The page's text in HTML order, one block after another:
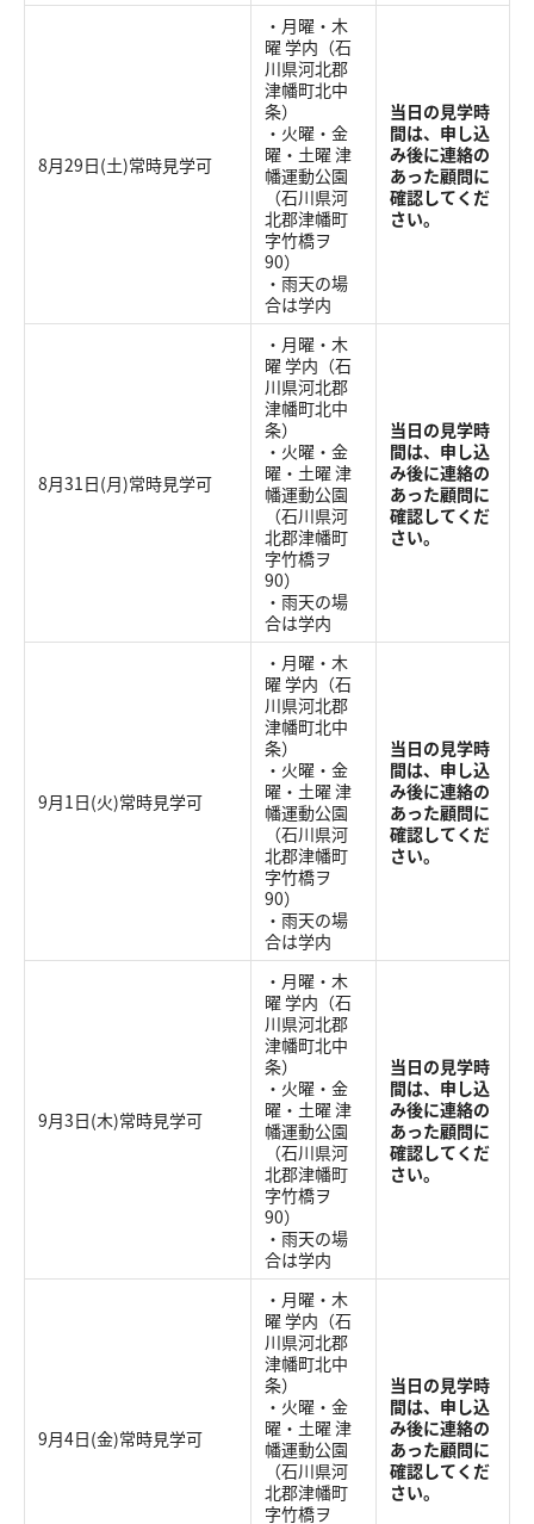
8月29日(土)常時見学可
・月曜・木
曜 学内（石
川県河北郡
津幡町北中
条）
・火曜・金
曜・土曜 津
幡運動公園
（石川県河
北郡津幡町
字竹橋ヲ
90）
・雨天の場
合は学内
当日の見学時
間は、申し込
み後に連絡の
あった顧問に
確認してくだ
さい。
8月31日(月)常時見学可
・月曜・木
曜 学内（石
川県河北郡
津幡町北中
条）
・火曜・金
曜・土曜 津
幡運動公園
（石川県河
北郡津幡町
字竹橋ヲ
90）
・雨天の場
合は学内
当日の見学時
間は、申し込
み後に連絡の
あった顧問に
確認してくだ
さい。
9月1日(火)常時見学可
・月曜・木
曜 学内（石
川県河北郡
津幡町北中
条）
・火曜・金
曜・土曜 津
幡運動公園
（石川県河
北郡津幡町
字竹橋ヲ
90）
・雨天の場
合は学内
当日の見学時
間は、申し込
み後に連絡の
あった顧問に
確認してくだ
さい。
9月3日(木)常時見学可
・月曜・木
曜 学内（石
川県河北郡
津幡町北中
条）
・火曜・金
曜・土曜 津
幡運動公園
（石川県河
北郡津幡町
字竹橋ヲ
90）
・雨天の場
合は学内
当日の見学時
間は、申し込
み後に連絡の
あった顧問に
確認してくだ
さい。
9月4日(金)常時見学可
・月曜・木
曜 学内（石
川県河北郡
津幡町北中
条）
・火曜・金
曜・土曜 津
幡運動公園
（石川県河
北郡津幡町
字竹橋ヲ
当日の見学時
間は、申し込
み後に連絡の
あった顧問に
確認してくだ
さい。